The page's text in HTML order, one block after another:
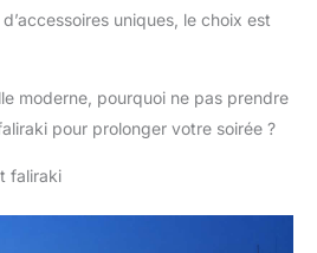
uniques, le choix est
moderne, pourquoi ne pas prendre
pour prolonger votre soirée ?
faliraki